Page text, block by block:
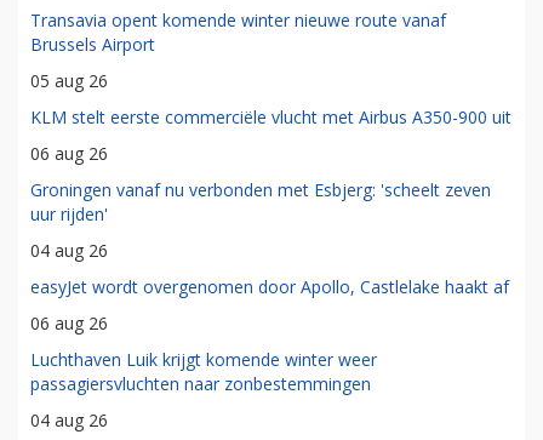
Transavia opent komende winter nieuwe route vanaf
Brussels Airport
05 aug 26
KLM stelt eerste commerciële vlucht met Airbus A350-900 uit
06 aug 26
Groningen vanaf nu verbonden met Esbjerg: 'scheelt zeven
uur rijden'
04 aug 26
easyJet wordt overgenomen door Apollo, Castlelake haakt af
06 aug 26
Luchthaven Luik krijgt komende winter weer
passagiersvluchten naar zonbestemmingen
04 aug 26